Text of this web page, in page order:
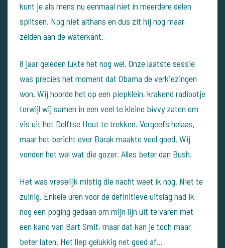
kunt je als mens nu eenmaal niet in meerdere delen
splitsen. Nog niet althans en dus zit hij nog maar
zelden aan de waterkant.
8 jaar geleden lukte het nog wel. Onze laatste sessie
was precies het moment dat Obama de verkiezingen
won. Wij hoorde het op een piepklein, krakend radiootje
terwijl wij samen in een veel te kleine bivvy zaten om
vis uit het Delftse Hout te trekken. Vergeefs helaas,
maar het bericht over Barak maakte veel goed. Wij
vonden het wel wat die gozer. Alles beter dan Bush.
Het was vreselijk mistig die nacht weet ik nog. Niet te
zuinig. Enkele uren voor de definitieve uitslag had ik
nog een poging gedaan om mijn lijn uit te varen met
een kano van Bart Smit, maar dat kan je toch maar
beter laten. Het liep gelukkig net goed af…